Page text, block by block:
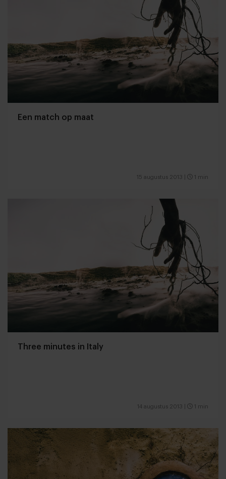
Een match op maat
15 augustus 2013 1 min
Three minutes in Italy
14 augustus 2013 1 min